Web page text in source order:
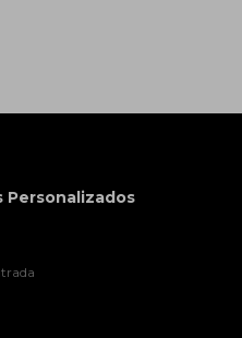
Personalizados